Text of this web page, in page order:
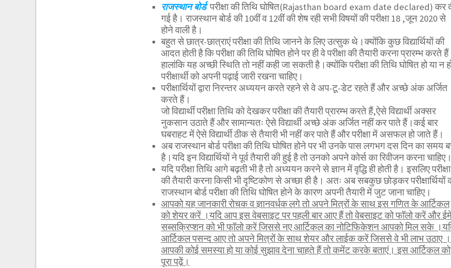
राजस्थान बोर्डपरीक्षा की तिथि घोषित(Rajasthan board exam date declared) कर
गई है। राजस्थान बोर्ड की 10वीं व 12वीं की शेष रही सभी विषयों की परीक्षा 18 ,जून 2020 से
होने वाली है।
बहुत से छात्र-छात्राएं परीक्षा की तिथि जानने के लिए उत्सुक थे।क्योंकि कुछ विद्यार्थियों की
आदत होती है कि परीक्षा की तिथि घोषित होने पर ही वे परीक्षा की तैयारी करना प्रारम्भ करते
हालांकि यह अच्छी स्थिति तो नहीं कही जा सकती है।क्योंकि परीक्षा की तिथि घोषित हो या न
परीक्षार्थी को अपनी पढ़ाई जारी रखना चाहिए।
परीक्षार्थियों द्वारा निरन्तर अध्ययन करते रहने से वे अप-टू-डेट रहते हैं और अच्छे अंक अर्जित
करते हैं।
जो विद्यार्थी परीक्षा तिथि को देखकर परीक्षा की तैयारी प्रारम्भ करते हैं,ऐसे विद्यार्थी अक्सर
नुकसान उठाते हैं और सामान्यतः ऐसे विद्यार्थी अच्छे अंक अर्जित नहीं कर पाते हैं।कई बार
घबराहट में ऐसे विद्यार्थी ठीक से तैयारी भी नहीं कर पाते हैं और परीक्षा में असफल हो जाते हैं।
अब राजस्थान बोर्ड परीक्षा की तिथि घोषित होने पर भी उनके पास लगभग दस दिन का समय
है।यदि इन विद्यार्थियों ने पूर्व तैयारी की हुई है तो उनको अपने कोर्स का रिवीजन करना चाहिए।
यदि परीक्षा तिथि आगे बढ़ती भी है तो अध्ययन करने से ज्ञान में वृद्धि ही होती है। इसलिए परीक्षा
की तैयारी करना किसी भी दृष्टिकोण से अच्छा ही है। अतः अब सबकुछ छोड़कर परीक्षार्थियों
राजस्थान बोर्ड परीक्षा की तिथि घोषित होने के कारण अपनी तैयारी में जुट जाना चाहिए।
आपको यह जानकारी रोचक व ज्ञानवर्धकलगे तो अपने मित्रों के साथ इस गणित के आर्टिकल
को शेयर करें ।यदि आप इस वेबसाइट पर पहली बार आए हैं तो वेबसाइट को फॉलो करें और
सब्सक्रिप्शन को भी फॉलो करें जिससे नए आर्टिकल का नोटिफिकेशन आपको मिल सके
आर्टिकल पसन्द आए तो अपने मित्रों के साथ शेयर और लाईक करें जिससे वे भी लाभ उठाए ।
आपकी कोई समस्या हो या कोई सुझाव देना चाहते हैं तो कमेंट करके बताएं। इस आर्टिकल को
पूरा पढ़ें।